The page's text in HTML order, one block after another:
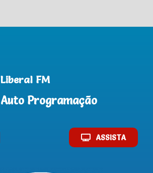
Liberal FM
Auto Programação
ASSISTA